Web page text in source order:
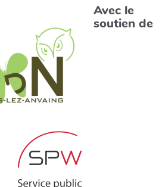
Avec le
soutien de